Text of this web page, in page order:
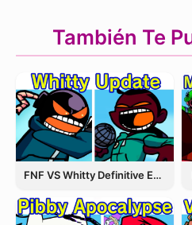
También Te
FNF VS Whitty Definitive Edition